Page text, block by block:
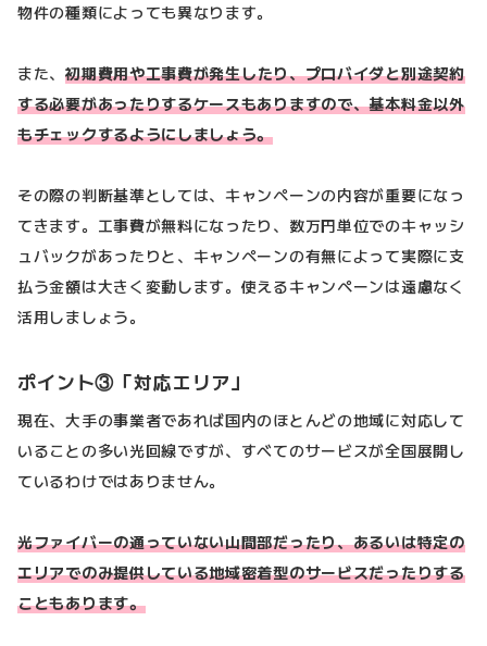
物件の種類によっても異なります。
また、初期費用や工事費が発生したり、プロバイダと別途契約
する必要があったりするケースもありますので、基本料金以外
もチェックするようにしましょう。
その際の判断基準としては、キャンペーンの内容が重要になっ
てきます。工事費が無料になったり、数万円単位でのキャッシ
ュバックがあったりと、キャンペーンの有無によって実際に支
払う金額は大きく変動します。使えるキャンペーンは遠慮なく
活用しましょう。
ポイント③「対応エリア」
現在、大手の事業者であれば国内のほとんどの地域に対応して
いることの多い光回線ですが、すべてのサービスが全国展開し
ているわけではありません。
光ファイバーの通っていない山間部だったり、あるいは特定の
エリアでのみ提供している地域密着型のサービスだったりする
こともあります。